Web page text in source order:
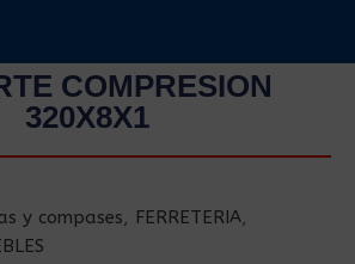
COMPRESION
320X8X1
y compases, FERRETERIA,